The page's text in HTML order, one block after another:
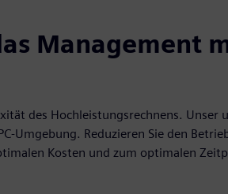
Management
des Hochleistungsrechnens. Unser
Umgebung. Reduzieren Sie den
Kosten und zum optimalen